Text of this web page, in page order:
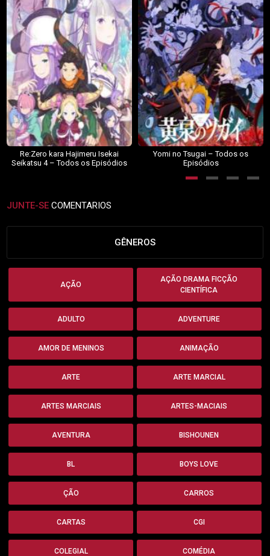
Re:Zero kara Hajimeru Isekai
Seikatsu 4 – Todos os Episódios
Yomi no Tsugai – Todos os
Episódios
JUNTE-SE COMENTARIOS
GÊNEROS
AÇÃO
AÇÃO DRAMA FICÇÃO
CIENTÍFICA
ADULTO ADVENTURE
AMOR DE MENINOS ANIMAÇÃO
ARTE ARTE MARCIAL
ARTES MARCIAIS ARTES-MACIAIS
AVENTURA BISHOUNEN
BL BOYS LOVE
ÇÃO CARROS
CARTAS CGI
COLEGIAL COMÉDIA